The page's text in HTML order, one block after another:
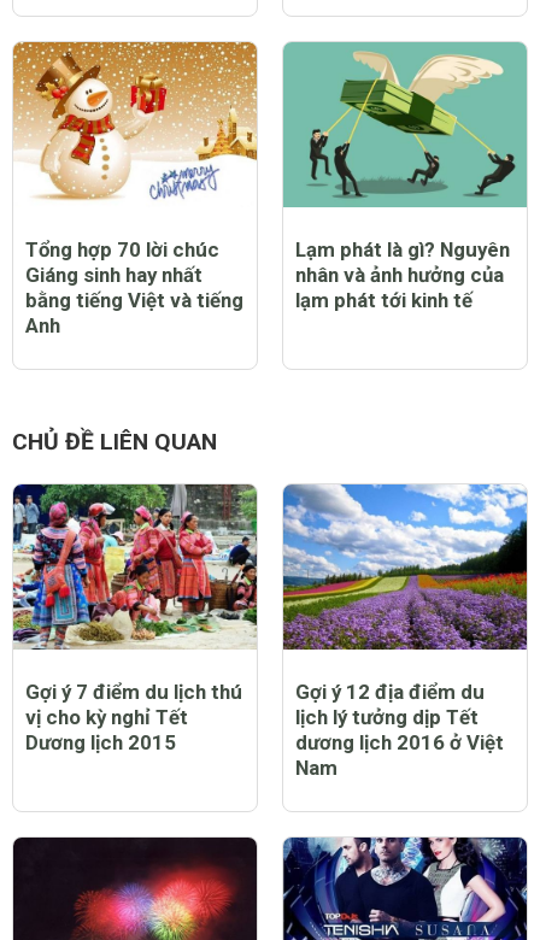
Tổng hợp 70 lời chúc
Giáng sinh hay nhất
bằng tiếng Việt và tiếng
Anh
Lạm phát là gì? Nguyên
nhân và ảnh hưởng của
lạm phát tới kinh tế
CHỦ ĐỀ LIÊN QUAN
Gợi ý 7 điểm du lịch thú
vị cho kỳ nghỉ Tết
Dương lịch 2015
Gợi ý 12 địa điểm du
lịch lý tưởng dịp Tết
dương lịch 2016 ở Việt
Nam